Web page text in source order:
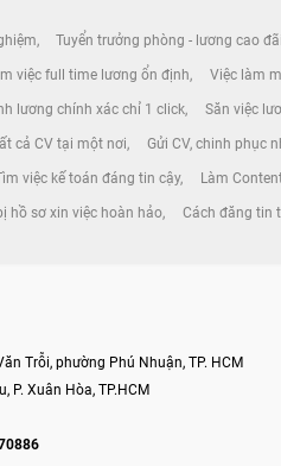
Tuyển trưởng phòng - lương cao
việc full time lương ổn định Việc làm
lương chính xác chỉ 1 click Săn việc
cả CV tại một nơi Gửi CV, chinh phục
việc kế toán đáng tin cậy Làm
hồ sơ xin việc hoàn hảo Cách đăng tin
Trỗi, phường Phú Nhuận, TP. HCM
P. Xuân Hòa, TP.HCM